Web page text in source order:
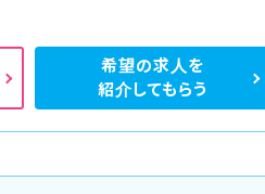
希望の求人を
紹介してもらう